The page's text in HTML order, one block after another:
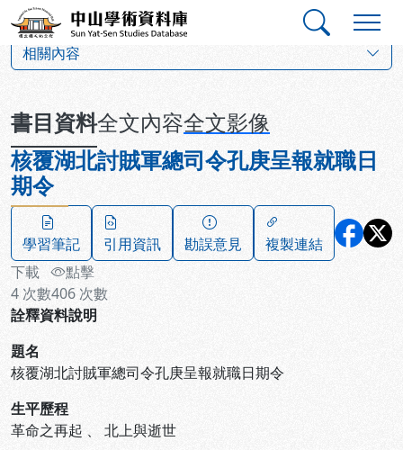
跳到主要內容
中山學術資料庫
相關內容
書目資料全文內容全文影像
核覆湖北討賊軍總司令孔庚呈報就職日
期令
學習筆記 引用資訊 勘誤意見
複製連結
下載
4 次數
點擊
406 次數
詮釋資料說明
題名
核覆湖北討賊軍總司令孔庚呈報就職日期令
生平歷程
革命之再起 、 北上與逝世